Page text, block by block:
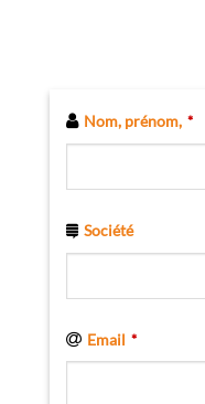
Company
Name *
Nom, prénom, *
Société
Email *